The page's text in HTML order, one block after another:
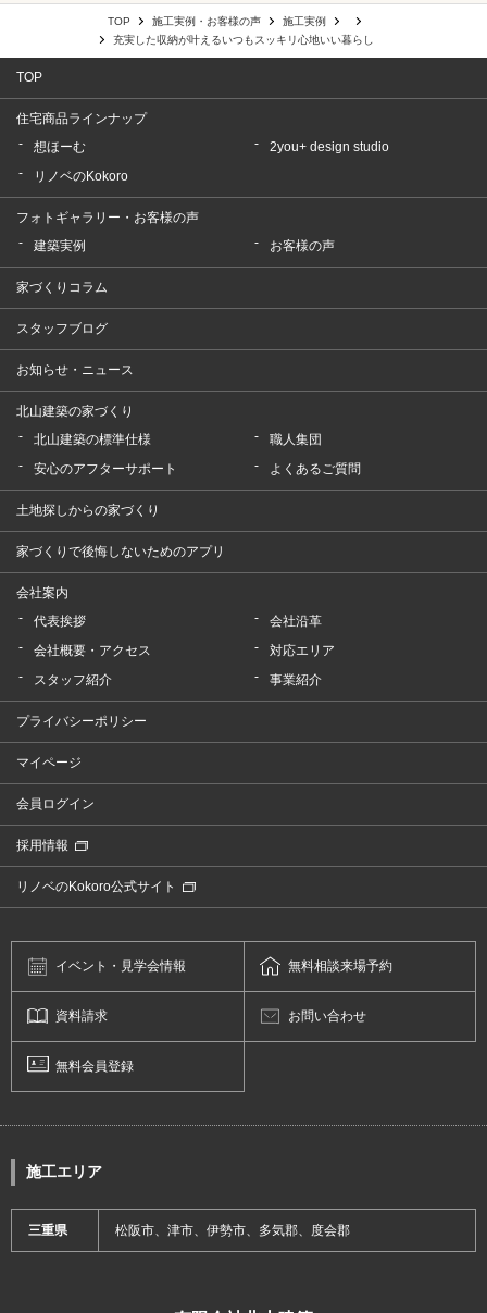
TOP 施工実例・お客様の声
施工実例
充実した収納が叶えるいつもスッキリ心地いい暮らし
TOP
住宅商品ラインナップ
想ほーむ
2you+ design studio
リノベのKokoro
フォトギャラリー・お客様の声
建築実例
お客様の声
家づくりコラム
スタッフブログ
お知らせ・ニュース
北山建築の家づくり
北山建築の標準仕様
職人集団
安心のアフターサポート
よくあるご質問
土地探しからの家づくり
家づくりで後悔しないためのアプリ
会社案内
代表挨拶
会社沿革
会社概要・アクセス
対応エリア
スタッフ紹介
事業紹介
プライバシーポリシー
マイページ
会員ログイン
採用情報
リノベのKokoro公式サイト
イベント・ 見学会情報 無料相談来場予約
資料請求 お問い合わせ
無料会員登録
施工エリア
三重県 松阪市、津市、伊勢市、多気郡、度会郡